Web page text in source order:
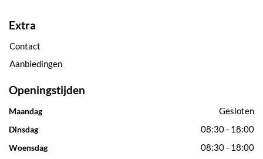
Extra
Contact
Aanbiedingen
Openingstijden
Maandag Gesloten
Dinsdag 08:30 - 18:00
Woensdag 08:30 - 18:00